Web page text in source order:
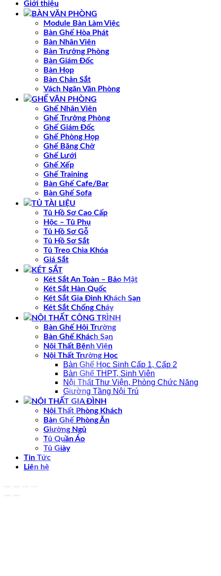
Giới thiệu
BÀN VĂN PHÒNG
Module Bàn Làm Việc
Bàn Ghế Hòa Phát
Bàn Nhân Viên
Bàn Trưởng Phòng
Bàn Giám Đốc
Bàn Họp
Bàn Chân Sắt
Vách Ngăn Văn Phòng
GHẾ VĂN PHÒNG
Ghế Nhân Viên
Ghế Trưởng Phòng
Ghế Giám Đốc
Ghế Phòng Họp
Ghế Băng Chờ
Ghế Lưới
Ghế Xếp
Ghế Training
Bàn Ghế Cafe/Bar
Bàn Ghế Sofa
TỦ TÀI LIỆU
Tủ Hồ Sơ Cao Cấp
Hộc – Tủ Phụ
Tủ Hồ Sơ Gỗ
Tủ Hồ Sơ Sắt
Tủ Treo Chìa Khóa
Giá Sắt
KÉT SẮT
Két Sắt An Toàn – Bảo Mật
Két Sắt Hàn Quốc
Két Sắt Gia Đình Khách Sạn
Két Sắt Chống Cháy
NỘI THẤT CÔNG TRÌNH
Bàn Ghế Hội Trường
Bàn Ghế Khách Sạn
Nội Thất Bệnh Viện
Nội Thất Trường Học
Bàn Ghế Học Sinh Cấp 1, Cấp 2
Bàn Ghế THPT, Sinh Viên
Nội Thất Thư Viện, Phòng Chức Năng
Giường Tầng Nội Trú
NỘI THẤT GIA ĐÌNH
Nội Thất Phòng Khách
Bàn Ghế Phòng Ăn
Giường Ngủ
Tủ Quần Áo
Tủ Giày
Tin Tức
Liên hệ